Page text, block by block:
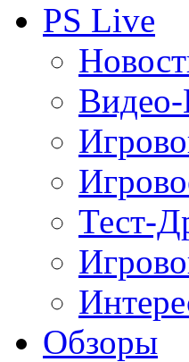
PS Live
Тест-
Обзоры